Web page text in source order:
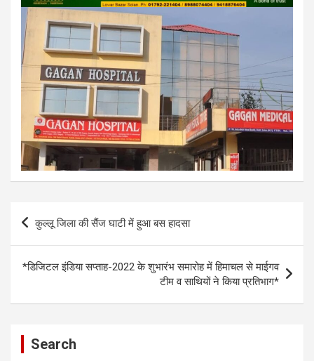
Post
navigation
कुल्लू जिला की सैंज घाटी में हुआ बस हादसा
*डिजिटल इंडिया सप्ताह-2022 के शुभारंभ समारोह में हिमाचल से माईगव
टीम व साथियों ने किया प्रतिभाग*
Search